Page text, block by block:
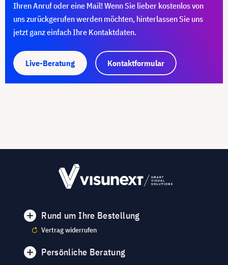
Ihren Anruf oder eine Mail! Wenn Sie lieber kostenlos von
uns zurückgerufen werden möchten, hinterlassen Sie uns
jetzt ganz einfach Ihre Kontaktdaten.
Live-Beratung Kontaktformular
Rund um Ihre Bestellung
Vertrag widerrufen
Persönliche Beratung